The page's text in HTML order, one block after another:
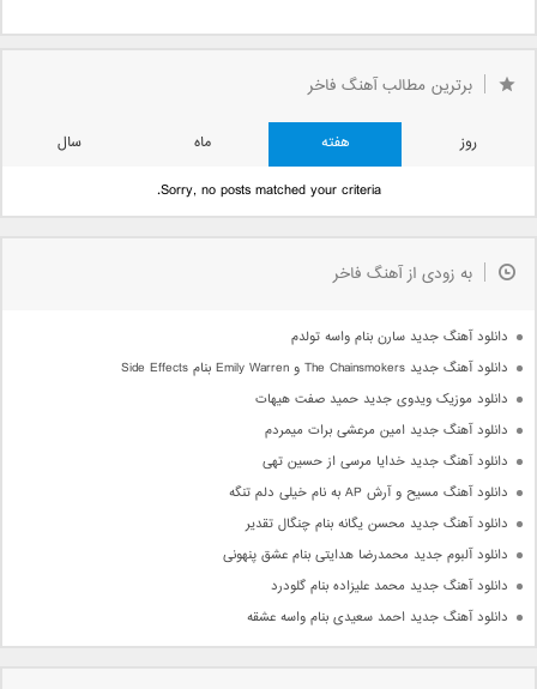
برترین مطالب آهنگ فاخر
روز هفته ماه
سال
Sorry, no posts matched your criteria.
به زودی از آهنگ فاخر
دانلود آهنگ جدید سارن بنام واسه تولدم
دانلود آهنگ جدید The Chainsmokers و Emily Warren بنام Side Effects
دانلود موزیک ویدوی جدید حمید صفت هیهات
دانلود آهنگ جدید امین مرعشی برات میمردم
دانلود آهنگ جدید خدایا مرسی از حسین تهی
دانلود آهنگ مسیح و آرش AP به نام خیلی دلم تنگه
دانلود آهنگ جدید محسن یگانه بنام چنگال تقدیر
دانلود آلبوم جدید محمدرضا هدایتی بنام عشق پنهونی
دانلود آهنگ جدید محمد علیزاده بنام گلودرد
دانلود آهنگ جدید احمد سعیدی بنام واسه عشقه